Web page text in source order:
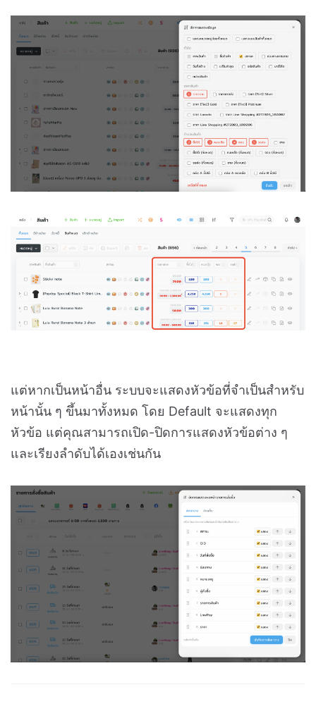
แต่หากเป็นหน้าอื่น ระบบจะแสดงหัวข้อที่จำเป็นสำหรับ
หน้านั้น ๆ ขึ้นมาทั้งหมด โดย Default จะแสดงทุก
หัวข้อ แต่คุณสามารถเปิด-ปิดการแสดงหัวข้อต่าง ๆ
และเรียงลำดับได้เองเช่นกัน